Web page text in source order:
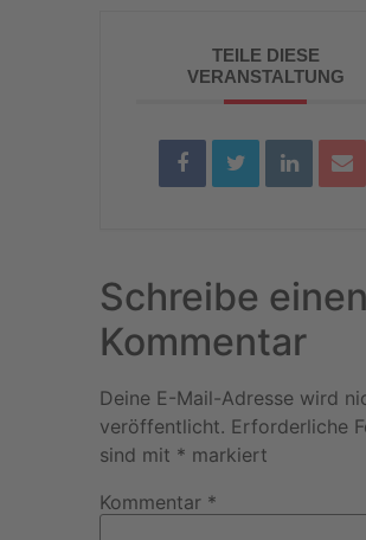
TEILE DIESE
VERANSTALTUNG
Schreibe einen
Kommentar
Deine E-Mail-Adresse wird
veröffentlicht. Erforderliche
sind mit * markiert
Kommentar *